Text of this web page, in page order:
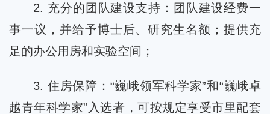
2. 充分的团队建设支持：团队建设经费一
事一议，并给予博士后、研究生名额；提供充
足的办公用房和实验空间；
3. 住房保障：“巍峨领军科学家”和“巍峨卓
越青年科学家”入选者，可按规定享受市里配套